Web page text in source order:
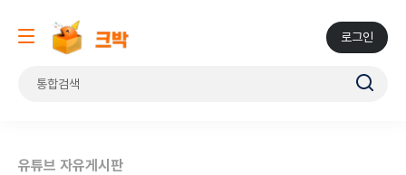
로그인
유튜브 자유게시판